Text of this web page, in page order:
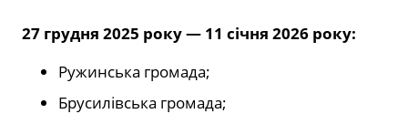
27 грудня 2025 року — 11 січня 2026 року:
Ружинська громада;
Брусилівська громада;